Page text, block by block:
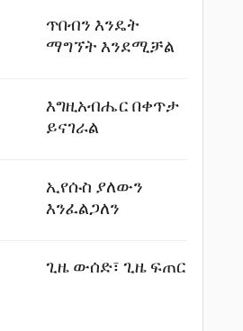
ጥበብን እንዴት
ማግኘት እንደሚቻል
እግዚአብሔር በቀጥታ
ይናገራል
ኢየሱስ ያለውን
እንፈልጋለን
ጊዜ ውሰድ፣ ጊዜ ፍጠር